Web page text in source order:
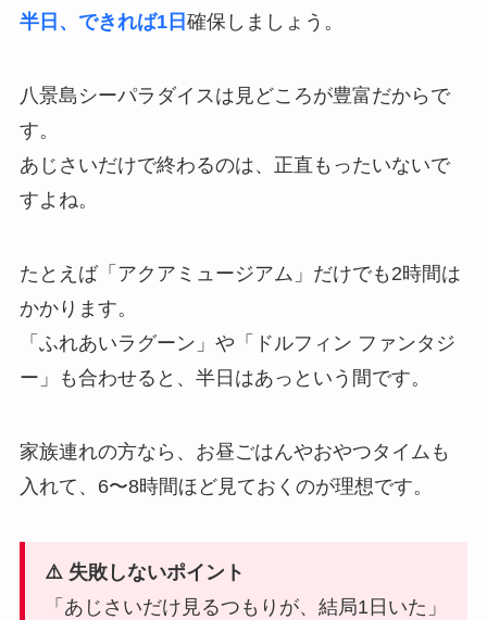
半日、できれば1日 確保しましょう。
八景島シーパラダイスは見どころが豊富だからで
す。
あじさいだけで終わるのは、正直もったいないで
すよね。
たとえば「アクアミュージアム」だけでも2時間は
かかります。
「ふれあいラグーン」や「ドルフィン ファンタジ
ー」も合わせると、半日はあっという間です。
家族連れの方なら、お昼ごはんやおやつタイムも
入れて、6〜8時間ほど見ておくのが理想です。
⚠️ 失敗しないポイント
「あじさいだけ見るつもりが、結局1日いた」